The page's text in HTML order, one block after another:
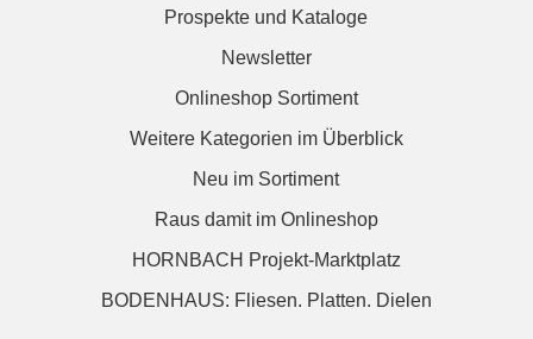
Prospekte und Kataloge
Newsletter
Onlineshop Sortiment
Weitere Kategorien im Überblick
Neu im Sortiment
Raus damit im Onlineshop
HORNBACH Projekt-Marktplatz
BODENHAUS: Fliesen. Platten. Dielen